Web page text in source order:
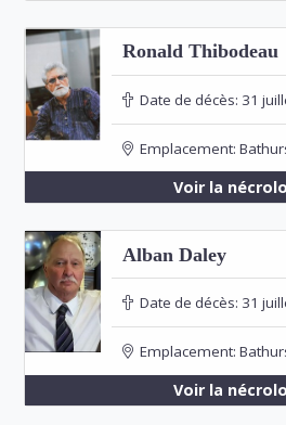
Ronald Thibodeau
Date de décès: 31
Emplacement:
Voir la
Alban Daley
Date de décès: 31
Emplacement:
Voir la